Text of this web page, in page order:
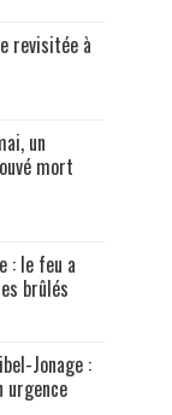
revisitée à
un
mort
: le feu a
brûlés
Jonage :
urgence